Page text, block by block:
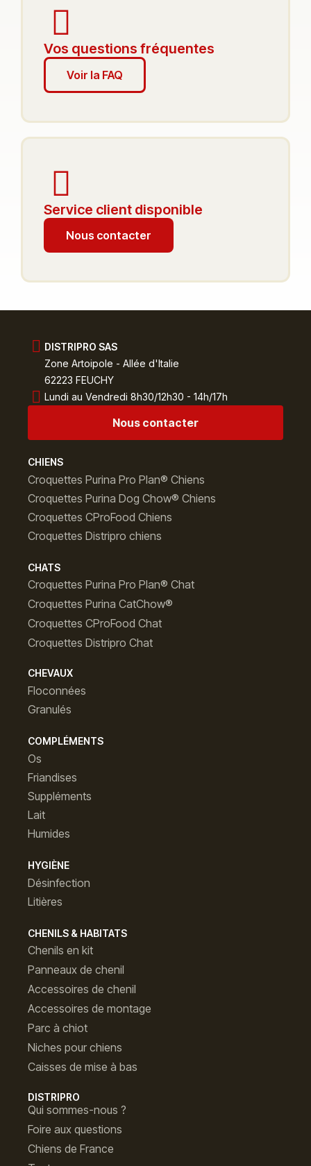
Vos questions fréquentes
Voir la FAQ
Service client disponible
Nous contacter
CHIENS
Croquettes Purina Pro Plan® Chiens
Croquettes Purina Dog Chow® Chiens
Croquettes CProFood Chiens
Croquettes Distripro chiens
CHATS
Croquettes Purina Pro Plan® Chat
Croquettes Purina CatChow®
Croquettes CProFood Chat
Croquettes Distripro Chat
CHEVAUX
Floconnées
Granulés
DISTRIPRO SAS
Zone Artoipole - Allée d'Italie
62223 FEUCHY
Lundi au Vendredi 8h30/12h30 - 14h/17h
Nous contacter
COMPLÉMENTS
Os
Friandises
Suppléments
Lait
Humides
HYGIÈNE
Désinfection
Litières
CHENILS & HABITATS
Chenils en kit
Panneaux de chenil
Accessoires de chenil
Accessoires de montage
Parc à chiot
Niches pour chiens
Caisses de mise à bas
DISTRIPRO
Qui sommes-nous ?
Foire aux questions
Chiens de France